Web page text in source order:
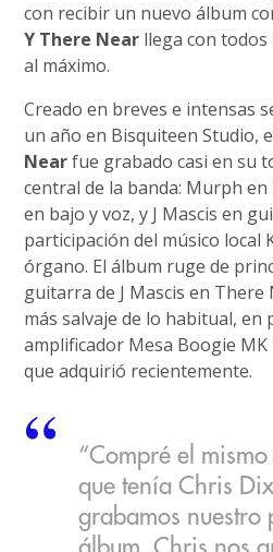
con recibir un nuevo álbum
Y There Near llega con
al máximo.
Creado en breves e intensas
un año en Bisquiteen Studio,
Nearfue grabado casi en su
central de la banda: Murph
en bajo y voz, y J Mascis en
participación del músico local
órgano. El álbum ruge de
guitarra de J Mascis en
más salvaje de lo habitual, en
amplificador Mesa Boogie
que adquirió recientemente.
“Compré el
que tenía Chris
grabamos nuestro